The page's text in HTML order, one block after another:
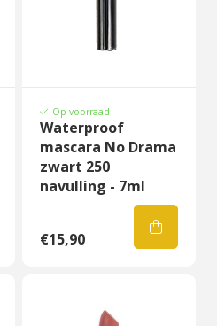
Op voorraad
Waterproof
mascara No Drama
zwart 250
navulling - 7ml
€15,90